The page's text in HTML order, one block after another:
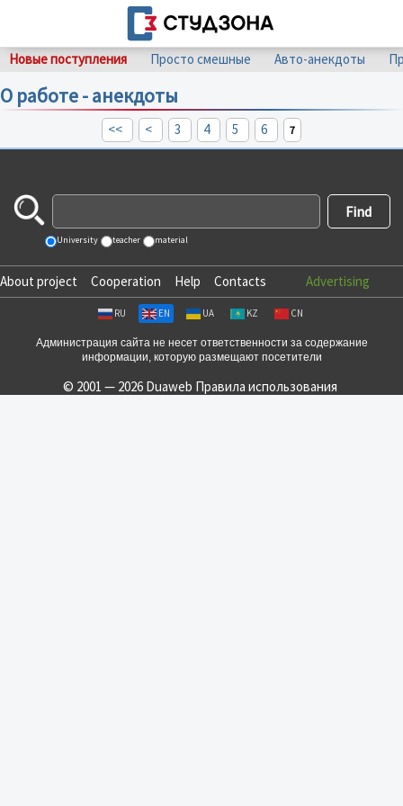
Новые поступления Просто смешные Авто-анекдоты
О работе - анекдоты
<< < 3 4 5 6 7
University teacher material
About project Cooperation Help Contacts Advertising
RU EN UA KZ CN
Администрация сайта не несет ответственности за содержание
информации, которую размещают посетители
© 2001 — 2026 Duaweb Правила использования